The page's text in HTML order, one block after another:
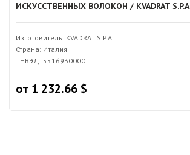
ИСКУССТВЕННЫХ ВОЛОКОН / KVADRAT S.P.A
Изготовитель: KVADRAT S.P.A
Страна: Италия
ТНВЭД: 5516930000
от 1 232.66 $